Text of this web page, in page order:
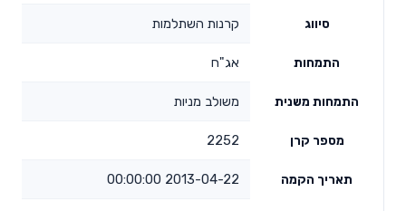
סיווג קרנות השתלמות
התמחות אג"ח
התמחות משנית משולב מניות
מספר קרן 2252
תאריך הקמה 2013-04-22 00:00:00